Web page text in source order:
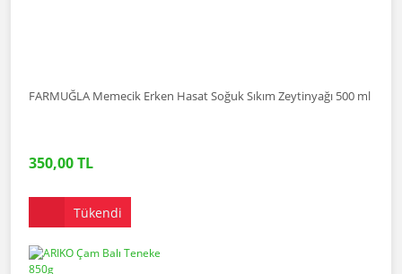
FARMUĞLA Memecik Erken Hasat Soğuk Sıkım Zeytinyağı 500 ml
350,00 TL
Tükendi